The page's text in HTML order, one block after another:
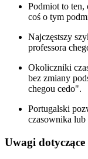
Podmiot to ten,
coś o tym
Najczęstszy
professora
Okoliczniki
bez zmiany
chegou cedo".
Portugalski
czasownika lub
Uwagi dotyczące